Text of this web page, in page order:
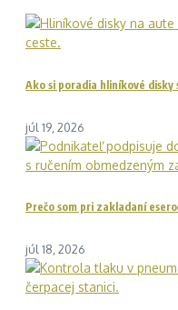
Ako si poradia hliníkové disky
júl 19, 2026
Prečo som pri zakladaní
júl 18, 2026